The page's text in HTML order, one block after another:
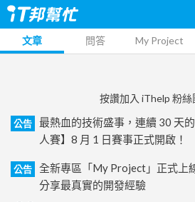
文章 問答 My Project
按讚加入 iThelp 粉絲
公告
最熱血的技術盛事，連續 30 天
人賽】8 月 1 日賽事正式開啟！
公告
全新專區「My Project」正式上
分享最真實的開發經驗